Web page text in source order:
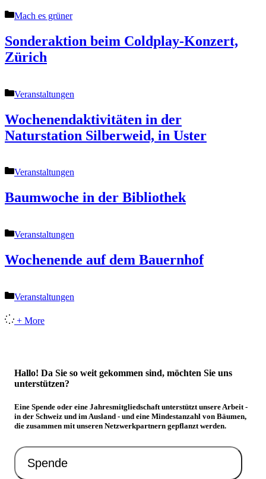
Kategorien
Mach es grüner
Sonderaktion beim Coldplay-Konzert,
Zürich
Kategorien
Veranstaltungen
Wochenendaktivitäten in der
Naturstation Silberweid, in Uster
Kategorien
Veranstaltungen
Baumwoche in der Bibliothek
Kategorien
Veranstaltungen
Wochenende auf dem Bauernhof
Kategorien
Veranstaltungen
+ More
Hallo! Da Sie so weit gekommen sind, möchten Sie uns
unterstützen?
Eine Spende oder eine Jahresmitgliedschaft unterstützt unsere Arbeit -
in der Schweiz und im Ausland - und eine Mindestanzahl von Bäumen,
die zusammen mit unseren Netzwerkpartnern gepflanzt werden.
Spende